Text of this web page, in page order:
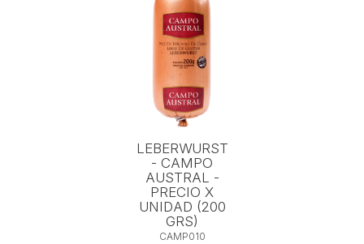
LEBERWURST
- CAMPO
AUSTRAL -
PRECIO X
UNIDAD (200
GRS)
CAMP010